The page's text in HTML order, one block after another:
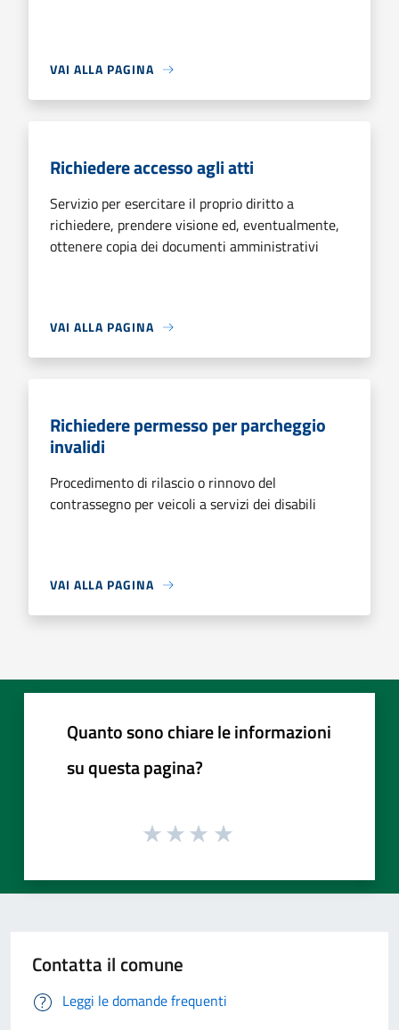
VAI ALLA PAGINA
Richiedere accesso agli atti
Servizio per esercitare il proprio diritto a
richiedere, prendere visione ed, eventualmente,
ottenere copia dei documenti amministrativi
VAI ALLA PAGINA
Richiedere permesso per parcheggio
invalidi
Procedimento di rilascio o rinnovo del
contrassegno per veicoli a servizi dei disabili
VAI ALLA PAGINA
Quanto sono chiare le informazioni
su questa pagina?
Contatta il comune
Leggi le domande frequenti